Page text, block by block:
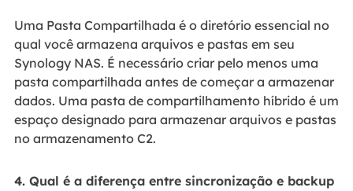
Uma Pasta Compartilhada é o diretório essencial no
qual você armazena arquivos e pastas em seu
Synology NAS. É necessário criar pelo menos uma
pasta compartilhada antes de começar a armazenar
dados. Uma pasta de compartilhamento híbrido é um
espaço designado para armazenar arquivos e pastas
no armazenamento C2.
4. Qual é a diferença entre sincronização e backup